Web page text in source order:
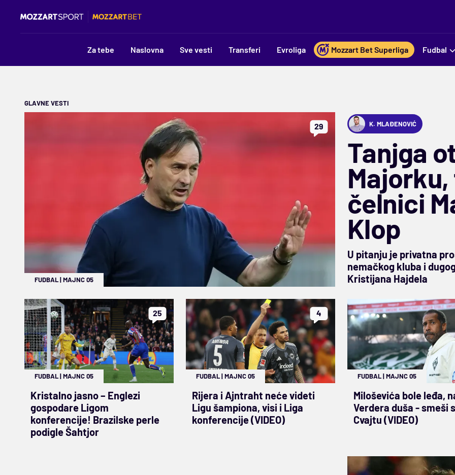
Za tebe Naslovna Sve vesti Transferi Evroliga Mozzart Bet Superliga Fudbal
GLAVNE VESTI
29
FUDBAL|MAJNC 05
K. MLAĐENOVIĆ
Tanjga
čelnici
Klop
U pitanju je privatna
nemačkog kluba i
Kristijana Hajdela
25
FUDBAL|MAJNC 05
Kristalno jasno – Englezi
gospodare Ligom
konferencije! Brazilske perle
podigle Šahtjor
4
FUDBAL|MAJNC 05
Rijera i Ajntraht neće videti
Ligu šampiona, visi i Liga
konferencije (VIDEO)
FUDBAL|MAJNC 05
Miloševića bole leđa,
Verdera duša - smeši
Cvajtu (VIDEO)